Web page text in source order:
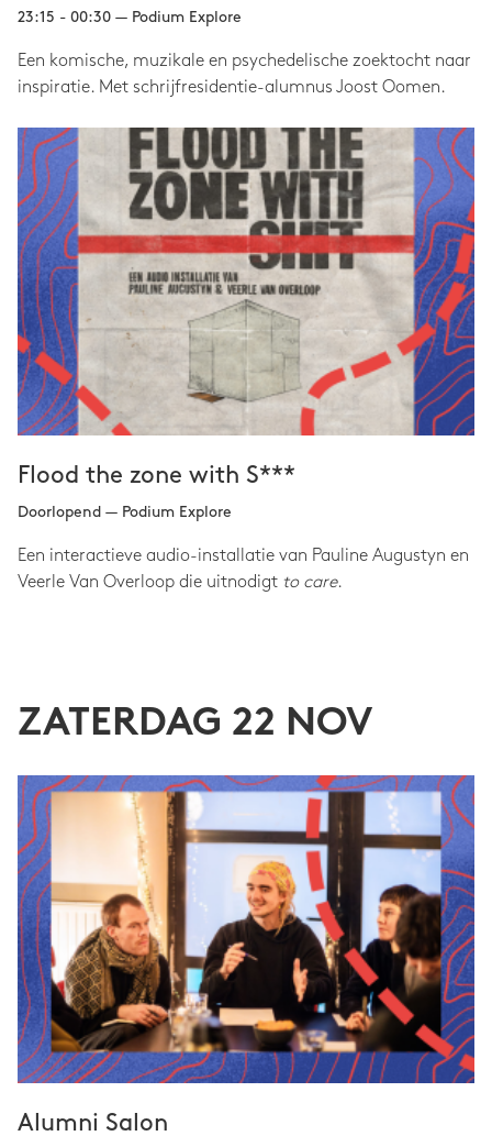
23:15 - 00:30 — Podium Explore
Een komische, muzikale en psychedelische zoektocht naar
inspiratie. Met schrijfresidentie-alumnus Joost Oomen.
Flood the zone with S***
Doorlopend — Podium Explore
Een interactieve audio-installatie van Pauline Augustyn en
Veerle Van Overloop die uitnodigt to care.
ZATERDAG 22 NOV
Alumni Salon